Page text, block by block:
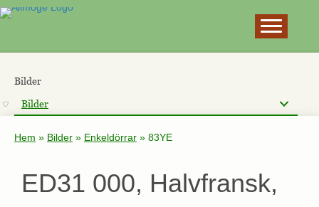
Bilder
Bilder
Hem » Bilder » Enkeldörrar » 83YE
ED31 000, Halvfransk,